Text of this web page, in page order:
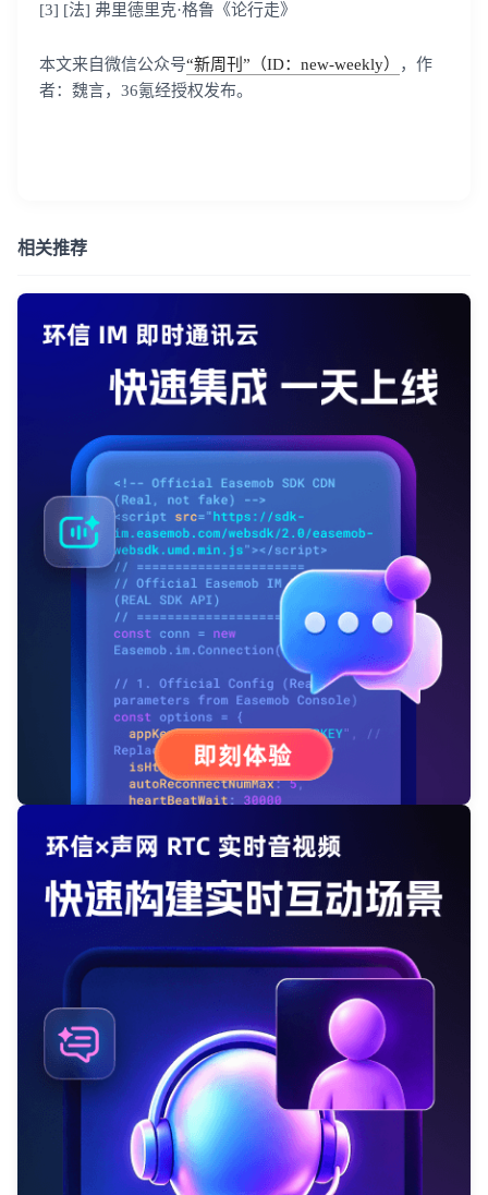
[3] [法] 弗里德里克·格鲁《论行走》
本文来自微信公众号“新周刊”（ID：new-weekly）
，作
者：魏言，36氪经授权发布。
相关推荐